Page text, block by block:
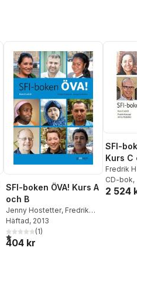
SFI-boken ÖVA! Kurs A
och B
Jenny Hostetter, Fredrik
Harstad
Häftad, 2013
1,0utav 5 stjärnor. Totalt antal röster:
(1)
404 kr
SFI-boken
Kurs C och D,
Fredrik Harstad
Hostetter
CD-bok, 2010
2 524 kr